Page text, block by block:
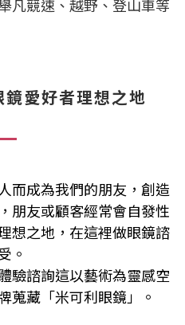
凡競速、越野、登山車等
愛好者理想之地
而成為我們的朋友，創造
朋友或顧客經常會自發性
想之地 ， 在這裡做眼鏡諮
。
驗諮詢這以藝術為靈感空
蒐藏「米可利眼鏡」。